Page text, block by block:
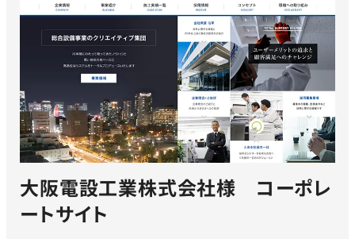
大阪電設工業株式会社様 コーポレ
ートサイト